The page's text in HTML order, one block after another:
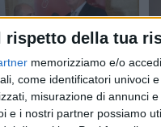
rispetto della tua
memorizziamo e/o
come identificatori univoci
misurazione di annunci
e i nostri partner possiamo
Network in Fiera del